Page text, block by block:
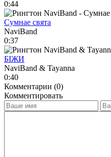
0:44
Сумнае свята
NaviBand
0:37
БIЖИ
NaviBand & Tayanna
0:40
Комментарии (0)
Комментировать